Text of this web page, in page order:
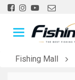
Fishing Mall